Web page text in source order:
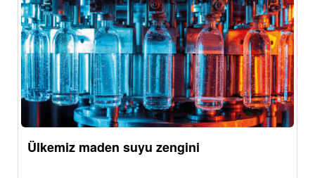
Ülkemiz maden suyu zengini